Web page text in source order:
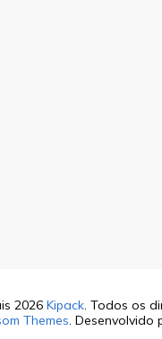
2026 Kipack. Todos os
Themes. Desenvolvido